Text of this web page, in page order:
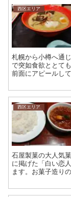
西区エリア
札幌から小樽へ通
で突如食欲ととて
前面にアピールし
勢海老のラーメン
ら...
西区エリア
石屋製菓の大人気
に掲げた「白い恋
ます。お菓子造り
ども出来るファミ